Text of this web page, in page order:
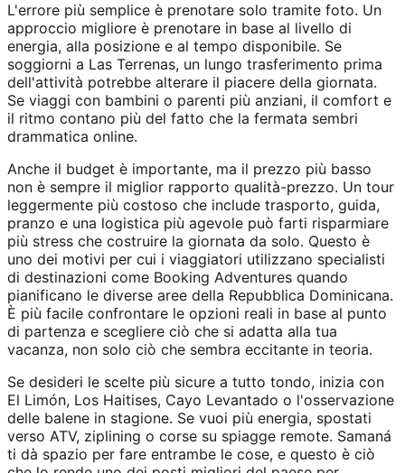
L'errore più semplice è prenotare solo tramite foto. Un
approccio migliore è prenotare in base al livello di
energia, alla posizione e al tempo disponibile. Se
soggiorni a Las Terrenas, un lungo trasferimento prima
dell'attività potrebbe alterare il piacere della giornata.
Se viaggi con bambini o parenti più anziani, il comfort e
il ritmo contano più del fatto che la fermata sembri
drammatica online.
Anche il budget è importante, ma il prezzo più basso
non è sempre il miglior rapporto qualità-prezzo. Un tour
leggermente più costoso che include trasporto, guida,
pranzo e una logistica più agevole può farti risparmiare
più stress che costruire la giornata da solo. Questo è
uno dei motivi per cui i viaggiatori utilizzano specialisti
di destinazioni come Booking Adventures quando
pianificano le diverse aree della Repubblica Dominicana.
È più facile confrontare le opzioni reali in base al punto
di partenza e scegliere ciò che si adatta alla tua
vacanza, non solo ciò che sembra eccitante in teoria.
Se desideri le scelte più sicure a tutto tondo, inizia con
El Limón, Los Haitises, Cayo Levantado o l'osservazione
delle balene in stagione. Se vuoi più energia, spostati
verso ATV, ziplining o corse su spiagge remote. Samaná
ti dà spazio per fare entrambe le cose, e questo è ciò